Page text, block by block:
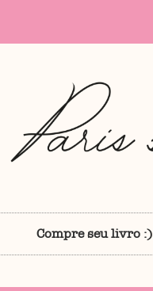
Compre seu livro :)